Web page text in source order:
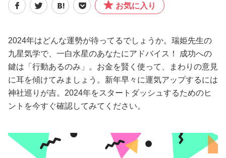
ライフスタイル
ファッション
恋愛/結婚/離婚
美容/健康
お気に入り
2024年はどんな運勢が待ってるでしょうか。瑞姫先生の
九星気学で、一白水星のあなたにアドバイス！ 成功への
鍵は「行動あるのみ」。お金を賢く使って、まわりの意見
に耳を傾けてみましょう。新年早々に運気アップするには
神社巡りが吉。2024年をスタートダッシュするためのヒ
ントを今すぐ確認してみてください。